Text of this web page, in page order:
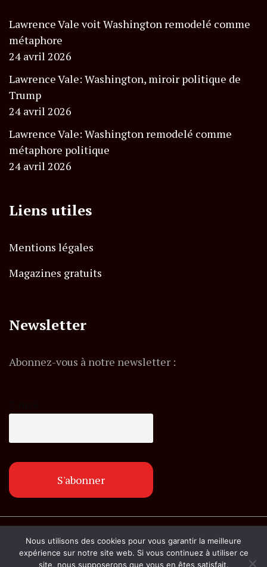
Lawrence Vale voit Washington remodelé comme
métaphore
24 avril 2026
Lawrence Vale: Washington, miroir politique de
Trump
24 avril 2026
Lawrence Vale: Washington remodelé comme
métaphore politique
24 avril 2026
Liens utiles
Mentions légales
Magazines gratuits
Newsletter
Abonnez-vous à notre newsletter :
© Copyright lemagazineinfo.fr. Tous droits
réservés.
Nous utilisons des cookies pour vous garantir la meilleure
expérience sur notre site web. Si vous continuez à utiliser ce
site, nous supposerons que vous en êtes satisfait.